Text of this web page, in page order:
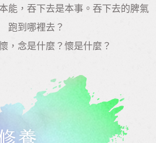
能，吞下去是本事。吞下去的脾氣
跑到哪裡去？
，念是什麼？懷是什麼？